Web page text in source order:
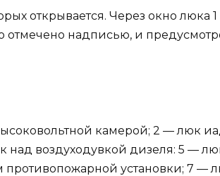
открывается. Через окно люка 1
отмечено надписью, и
камерой; 2 — люк
воздуходувкой дизеля: 5 —
установки; 7 —